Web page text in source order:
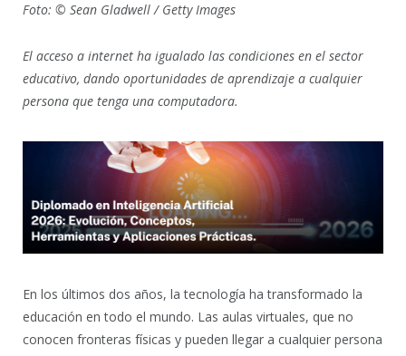
Foto: © Sean Gladwell / Getty Images
El acceso a internet ha igualado las condiciones en el sector
educativo, dando oportunidades de aprendizaje a cualquier
persona que tenga una computadora.
En los últimos dos años, la tecnología ha transformado la
educación en todo el mundo. Las aulas virtuales, que no
conocen fronteras físicas y pueden llegar a cualquier persona